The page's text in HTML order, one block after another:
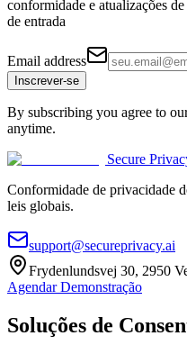
conformidade e atualizações
de entrada
Email address
Inscrever-se
By subscribing you agree to
anytime.
Secure
Conformidade de privacidade
leis globais.
support@secureprivacy.ai
Frydenlundsvej 30, 2950
Agendar Demonstração
Soluções de